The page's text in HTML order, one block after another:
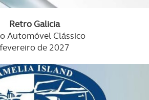
Retro Galicia
Automóvel Clássico
fevereiro de 2027